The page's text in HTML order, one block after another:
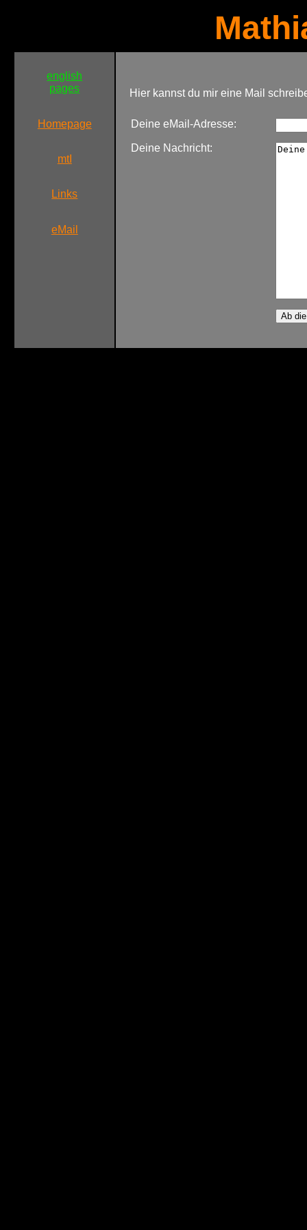
english
pages
Homepage
mtI
Links
eMail
Hier kannst du mir eine Mail
Deine eMail-Adresse:
Deine Nachricht: